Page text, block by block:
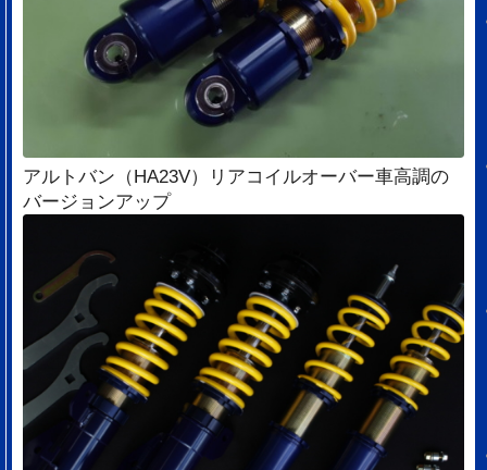
アルトバン（HA23V）リアコイルオーバー車高調の
バージョンアップ